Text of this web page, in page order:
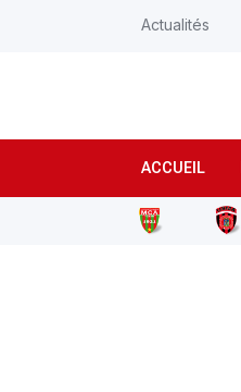
ACCUEIL
Actualités